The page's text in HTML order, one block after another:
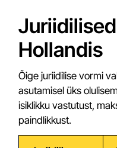
Hollandis
Õige juriidilise vormi
asutamisel üks
isiklikku vastutust,
paindlikkust.